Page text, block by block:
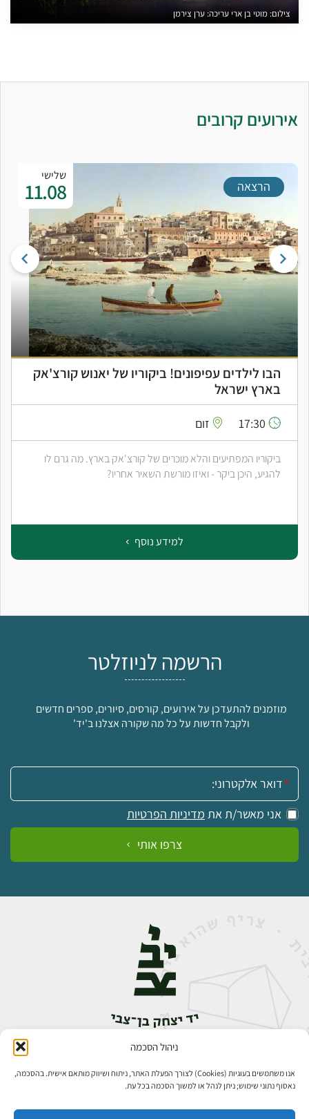
ניהול הסכמה
אנו משתמשים בעוגיות (Cookies) לצורך הפעלת האתר, ניתוח ושיווק מותאם אישית. בהסכמה,
נאסוף נתוני שימוש; ניתן לנהל או למשוך הסכמה בכל עת.
צילום: מוטי בן ארי עריכה: ערן צירמן
אירועים קרובים
שלישי
11.08 הרצאה
הבו לילדים עפיפונים! ביקוריו של יאנוש קורצ'אק
בארץ ישראל
זום
ביקוריו המפתיעים והלא מוכרים של קורצ'אק בארץ. מה גרם לו
להגיע, היכן ביקר - ואיזו מורשת השאיר אחריו?
למידע נוסף
הרשמה לניוזלטר
מוזמנים להתעדכן על אירועים, קורסים, סיורים, ספרים חדשים
ולקבל חדשות על כל מה שקורה אצלנו ב'יד'
אימייל:
אני מאשר/ת את מדיניות הפרטיות
צרפו אותי
אבן גבירול 14, רחביה, ירושלים